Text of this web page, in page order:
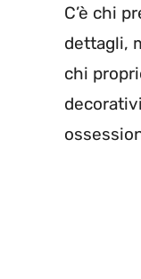
C’è chi
dettagli,
chi